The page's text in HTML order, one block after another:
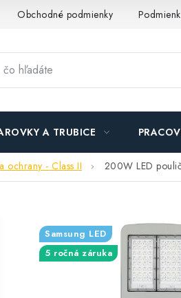
Obchodné podmienky
A TRUBICE
ochrany - Class II 200W LED
Samsung LED
5 ročná záruka